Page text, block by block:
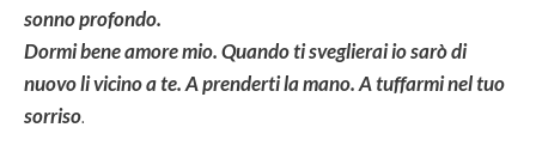
sonno profondo.
Dormi bene amore mio. Quando ti sveglierai io sarò di
nuovo li vicino a te. A prenderti la mano. A tuffarmi nel tuo
sorriso.